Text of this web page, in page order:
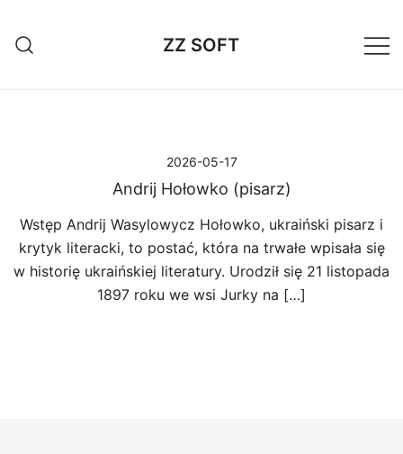
treści
ZZ SOFT
2026-05-17
Andrij Hołowko (pisarz)
Wstęp Andrij Wasylowycz Hołowko, ukraiński pisarz i
krytyk literacki, to postać, która na trwałe wpisała się
w historię ukraińskiej literatury. Urodził się 21 listopada
1897 roku we wsi Jurky na […]